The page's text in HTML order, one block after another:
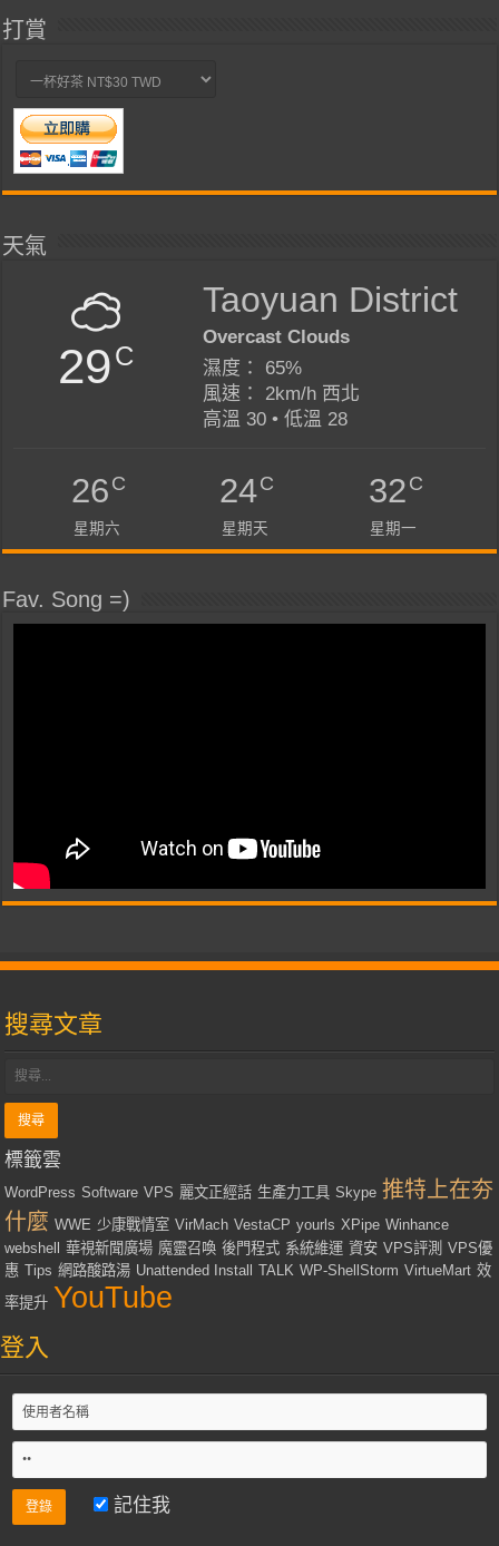
打賞
天氣
29C
Taoyuan District
Overcast Clouds
濕度： 65%
風速： 2km/h 西北
高溫 30 • 低溫 28
26C
星期六
24C
星期天
32C
星期一
Fav. Song =)
搜尋文章
標籤雲
WordPress Software VPS 麗文正經話 生產力工具 Skype 推特上在夯
什麼 WWE 少康戰情室 VirMach VestaCP yourls XPipe Winhance
webshell 華視新聞廣場 魔靈召喚 後門程式 系統維運 資安 VPS評測 VPS優
惠 Tips 網路酸路湯 Unattended Install TALK WP-ShellStorm VirtueMart 效
率提升 YouTube
登入
記住我